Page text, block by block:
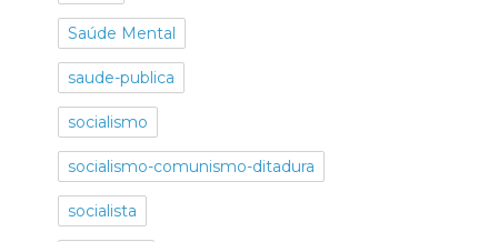
Saúde Mental
saude-publica
socialismo
socialismo-comunismo-ditadura
socialista